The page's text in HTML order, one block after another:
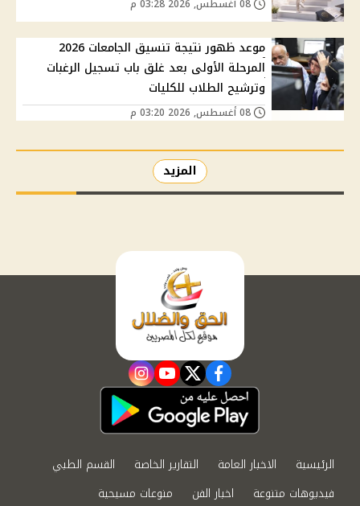
موعد ظهور نتيجة تنسيق الجامعات 2026
المرحلة الأولى بعد غلق باب تسجيل الرغبات
وترشيح الطلاب للكليات
المزيد
facebook
twitter
youtube
instagram
الرئيسية الاخبار العامة التقارير الخاصة
القسم الطبي
فيديوهات متنوعة
اخبار الفن منوعات مسيحية